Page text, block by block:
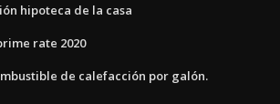
hipoteca de la casa
rate 2020
de calefacción por galón.